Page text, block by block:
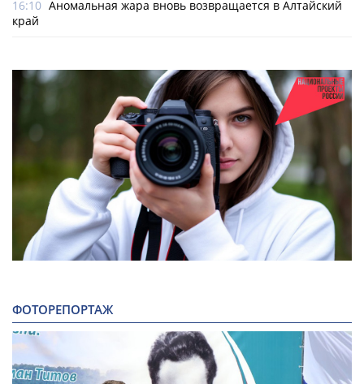
16:10 Аномальная жара вновь возвращается в Алтайский
край
ФОТОРЕПОРТАЖ